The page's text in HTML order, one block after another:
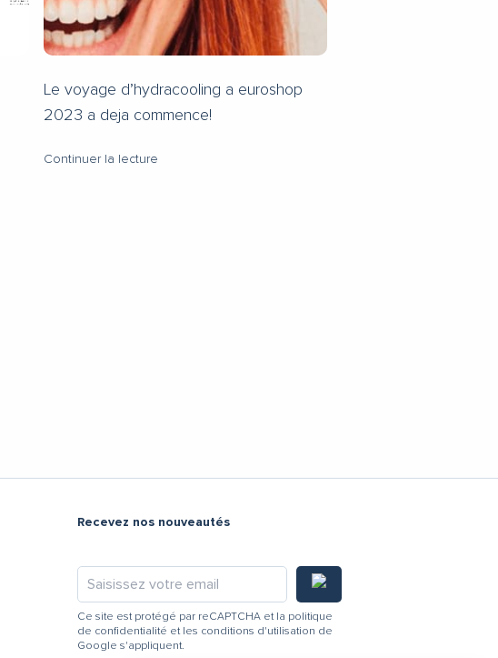
Le voyage d’hydracooling a euroshop
2023 a deja commence!
Continuer la lecture
Recevez nos nouveautés
Ce site est protégé par reCAPTCHA et la politique
de confidentialité et les conditions d'utilisation de
Google s'appliquent.